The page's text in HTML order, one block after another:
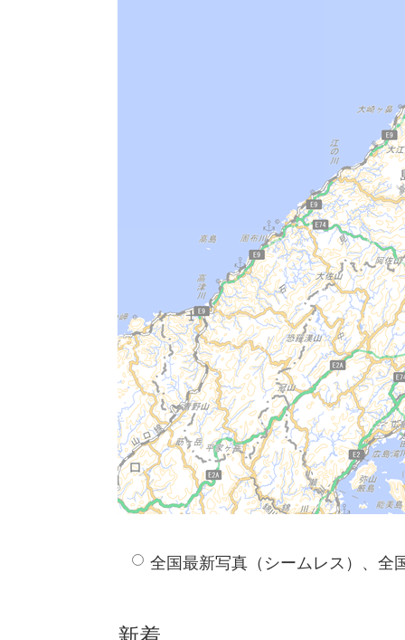
全国最新写真（シームレス）、全